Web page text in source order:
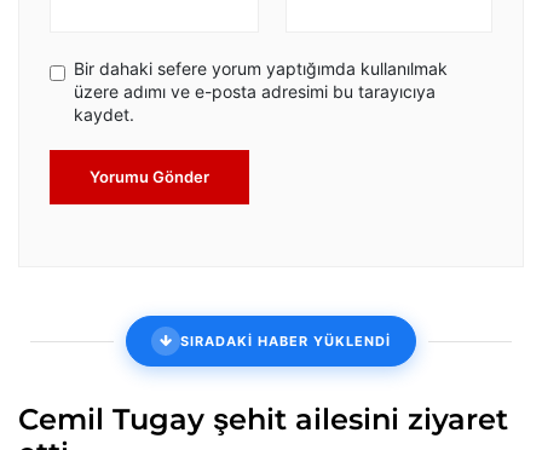
Bir dahaki sefere yorum yaptığımda kullanılmak
üzere adımı ve e-posta adresimi bu tarayıcıya
kaydet.
Yorumu Gönder
SIRADAKİ HABER YÜKLENDİ
Cemil Tugay şehit ailesini ziyaret